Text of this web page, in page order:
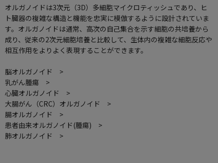
オルガノイド は3次元（3D）多細胞マイクロティッシュであり、ヒ
ト臓器の複雑な構造と機能を忠実に模倣するように設計されていま
す。オルガノイドは通常、高次の自己集合を示す細胞の共培養から
成り、従来の2次元細胞培養と比較して、生体内の複雑な細胞反応や
相互作用をよりよく表現することができます。
脳オルガノイド >
乳がん腫瘍 >
心臓オルガノイド >
大腸がん（CRC）オルガノイド >
腸オルガノイド >
患者由来オルガノイド(腫瘍) >
肺オルガノイド >